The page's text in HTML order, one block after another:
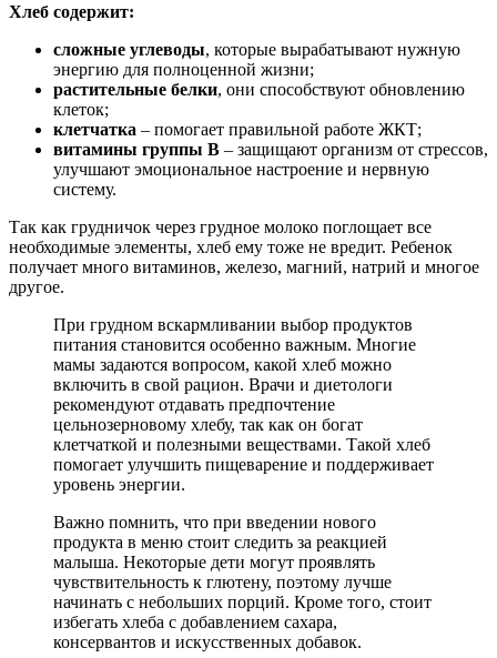
Хлеб содержит:
сложные углеводы, которые вырабатывают нужную
энергию для полноценной жизни;
растительные белки, они способствуют обновлению
клеток;
клетчатка – помогает правильной работе ЖКТ;
витамины группы В – защищают организм от стрессов,
улучшают эмоциональное настроение и нервную
систему.
Так как грудничок через грудное молоко поглощает все
необходимые элементы, хлеб ему тоже не вредит. Ребенок
получает много витаминов, железо, магний, натрий и многое
другое.
При грудном вскармливании выбор продуктов
питания становится особенно важным. Многие
мамы задаются вопросом, какой хлеб можно
включить в свой рацион. Врачи и диетологи
рекомендуют отдавать предпочтение
цельнозерновому хлебу, так как он богат
клетчаткой и полезными веществами. Такой хлеб
помогает улучшить пищеварение и поддерживает
уровень энергии.
Важно помнить, что при введении нового
продукта в меню стоит следить за реакцией
малыша. Некоторые дети могут проявлять
чувствительность к глютену, поэтому лучше
начинать с небольших порций. Кроме того, стоит
избегать хлеба с добавлением сахара,
консервантов и искусственных добавок.